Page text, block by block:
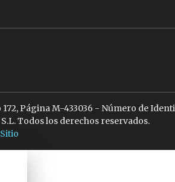
Página M-433036 - Número de
Todos los derechos reservados.